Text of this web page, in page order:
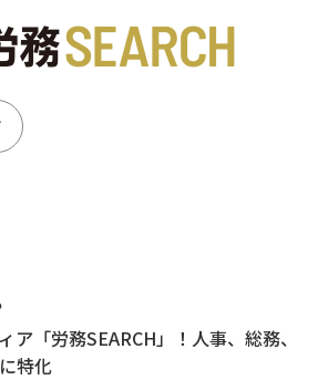
ア「労務SEARCH」！人事、総務、
特化